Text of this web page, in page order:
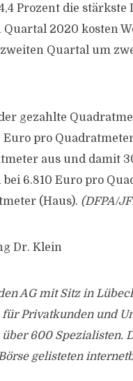
Prozent die
2020 kosten
Quartal um
gezahlte
Euro pro
aus und damit
bei 6.810 Euro pro
(Haus). (DFPA/
Dr. Klein
AG mit Sitz in
Privatkunden und
600 Spezialisten.
gelisteten